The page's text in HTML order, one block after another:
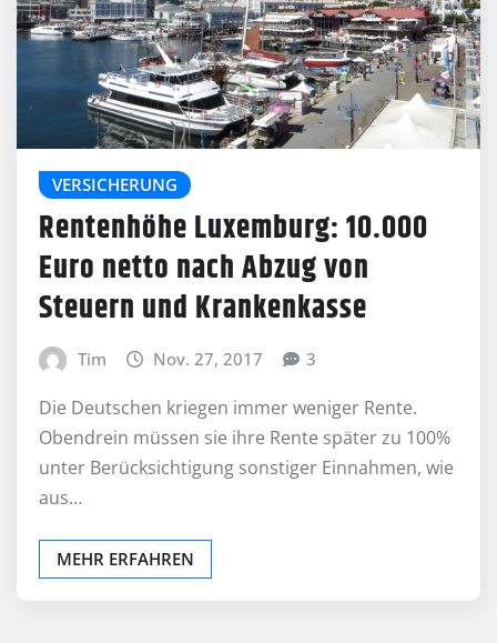
VERSICHERUNG
Rentenhöhe Luxemburg: 10.000
Euro netto nach Abzug von
Steuern und Krankenkasse
Tim Nov. 27, 2017 3
Die Deutschen kriegen immer weniger Rente.
Obendrein müssen sie ihre Rente später zu 100%
unter Berücksichtigung sonstiger Einnahmen, wie
aus…
MEHR ERFAHREN